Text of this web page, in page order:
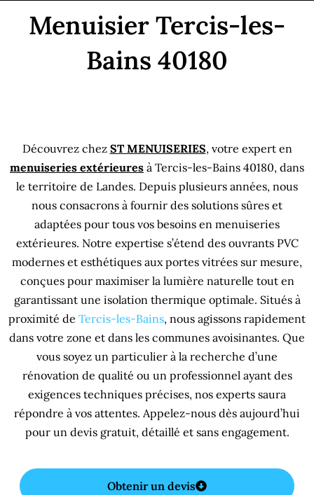
Menuisier Tercis-les-
Bains 40180
Découvrez chez ST MENUISERIES, votre expert en
menuiseries extérieures à Tercis-les-Bains 40180, dans
le territoire de Landes. Depuis plusieurs années, nous
nous consacrons à fournir des solutions sûres et
adaptées pour tous vos besoins en menuiseries
extérieures. Notre expertise s’étend des ouvrants PVC
modernes et esthétiques aux portes vitrées sur mesure,
conçues pour maximiser la lumière naturelle tout en
garantissant une isolation thermique optimale. Situés à
proximité de Tercis-les-Bains, nous agissons rapidement
dans votre zone et dans les communes avoisinantes. Que
vous soyez un particulier à la recherche d’une
rénovation de qualité ou un professionnel ayant des
exigences techniques précises, nos experts saura
répondre à vos attentes. Appelez-nous dès aujourd’hui
pour un devis gratuit, détaillé et sans engagement.
Obtenir un devis